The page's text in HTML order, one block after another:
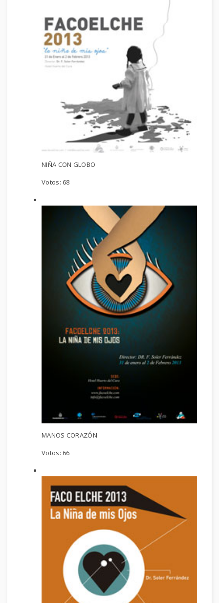
NIÑA CON GLOBO
Votos: 68
MANOS CORAZÓN
Votos: 66